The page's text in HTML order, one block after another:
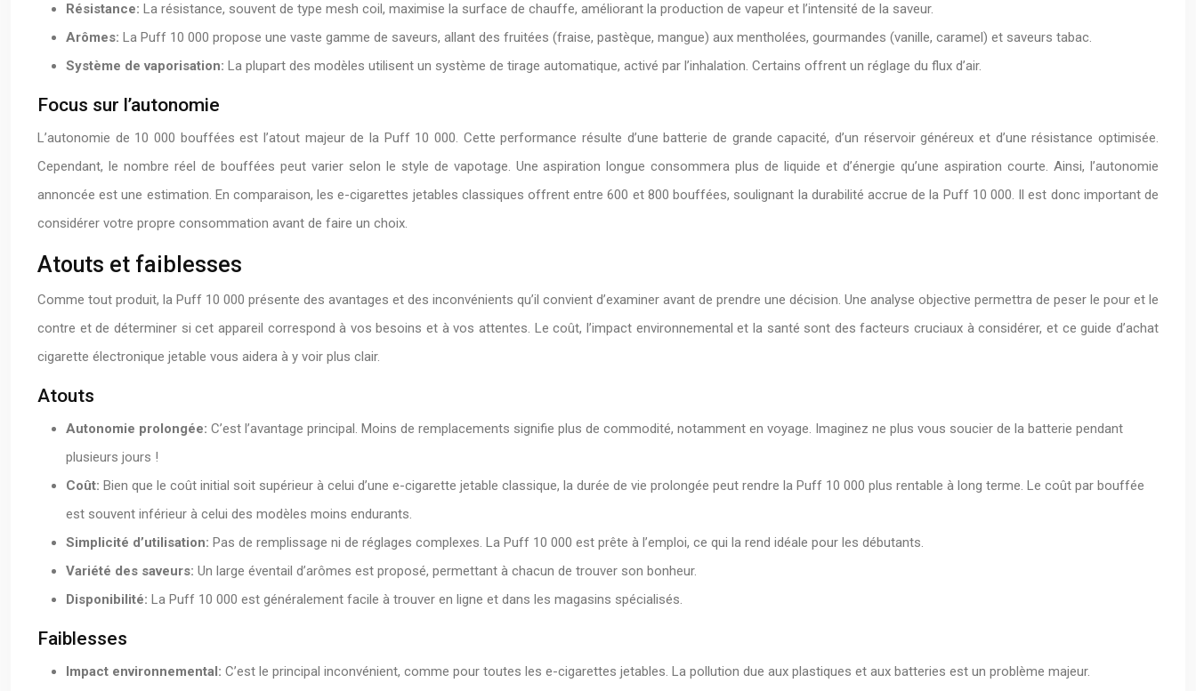
Résistance: La résistance, souvent de type mesh coil, maximise la surface de chauffe, améliorant la production de vapeur et l’intensité de la saveur.
Arômes: La Puff 10 000 propose une vaste gamme de saveurs, allant des fruitées (fraise, pastèque, mangue) aux mentholées, gourmandes (vanille, caramel) et saveurs tabac.
Système de vaporisation: La plupart des modèles utilisent un système de tirage automatique, activé par l’inhalation. Certains offrent un réglage du flux d’air.
Focus sur l’autonomie
L’autonomie de 10 000 bouffées est l’atout majeur de la Puff 10 000. Cette performance résulte d’une batterie de grande capacité, d’un réservoir généreux et d’une résistance optimisée.
Cependant, le nombre réel de bouffées peut varier selon le style de vapotage. Une aspiration longue consommera plus de liquide et d’énergie qu’une aspiration courte. Ainsi, l’autonomie
annoncée est une estimation. En comparaison, les e-cigarettes jetables classiques offrent entre 600 et 800 bouffées, soulignant la durabilité accrue de la Puff 10 000. Il est donc important de
considérer votre propre consommation avant de faire un choix.
Atouts et faiblesses
Comme tout produit, la Puff 10 000 présente des avantages et des inconvénients qu’il convient d’examiner avant de prendre une décision. Une analyse objective permettra de peser le pour et le
contre et de déterminer si cet appareil correspond à vos besoins et à vos attentes. Le coût, l’impact environnemental et la santé sont des facteurs cruciaux à considérer, et ce guide d’achat
cigarette électronique jetable vous aidera à y voir plus clair.
Atouts
Autonomie prolongée: C’est l’avantage principal. Moins de remplacements signifie plus de commodité, notamment en voyage. Imaginez ne plus vous soucier de la batterie pendant
plusieurs jours !
Coût: Bien que le coût initial soit supérieur à celui d’une e-cigarette jetable classique, la durée de vie prolongée peut rendre la Puff 10 000 plus rentable à long terme. Le coût par bouffée
est souvent inférieur à celui des modèles moins endurants.
Simplicité d’utilisation: Pas de remplissage ni de réglages complexes. La Puff 10 000 est prête à l’emploi, ce qui la rend idéale pour les débutants.
Variété des saveurs: Un large éventail d’arômes est proposé, permettant à chacun de trouver son bonheur.
Disponibilité: La Puff 10 000 est généralement facile à trouver en ligne et dans les magasins spécialisés.
Faiblesses
Impact environnemental: C’est le principal inconvénient, comme pour toutes les e-cigarettes jetables. La pollution due aux plastiques et aux batteries est un problème majeur.